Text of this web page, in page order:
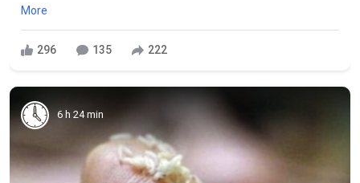
More
296 135 222
6 h 24 min